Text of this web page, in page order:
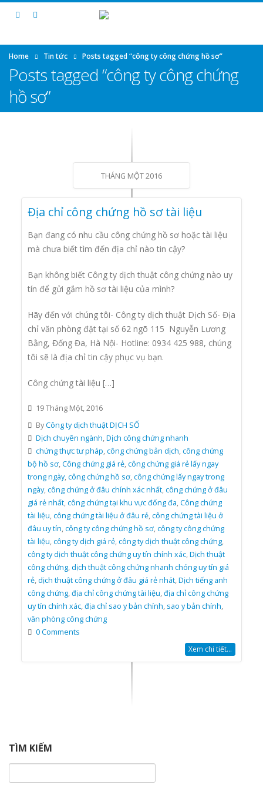
Home Tin tức Posts tagged “công ty công chứng hồ sơ”
Posts tagged “công ty công chứng
hồ sơ”
THÁNG MỘT 2016
Địa chỉ công chứng hồ sơ tài liệu
Bạn đang có nhu cầu công chứng hồ sơ hoặc tài liệu
mà chưa biết tìm đến địa chỉ nào tin cậy?
Bạn không biết Công ty dịch thuật công chứng nào uy
tín để gửi gắm hồ sơ tài liệu của mình?
Hãy đến với chúng tôi- Công ty dịch thuật Dịch Số- Địa
chỉ văn phòng đặt tại số 62 ngõ 115 Nguyễn Lương
Bằng, Đống Đa, Hà Nội- Hotline: 0934 425 988, chúng
tôi sẽ là địa chỉ tin cậy phục vụ bạn.
Công chứng tài liệu […]
19 Tháng Một, 2016
ByCông ty dịch thuật DỊCH SỐ
Dịch chuyên ngành,Dịch công chứng nhanh
chứng thực tư pháp,công chứng bản dịch,công chứng
bộ hồ sơ,Công chứng giá rẻ,công chứng giá rẻ lấy ngay
trong ngày,công chứng hồ sơ,công chứng lấy ngay trong
ngày,công chứng ở đâu chính xác nhất,công chứng ở đâu
giá rẻ nhất,công chứng tại khu vực đống đa,Công chứng
tài liệu,công chứng tài liệu ở đâu rẻ,công chứng tài liệu ở
đâu uy tín,công ty công chứng hồ sơ,công ty công chứng
tài liệu,công ty dịch giá rẻ,công ty dịch thuật công chứng,
công ty dịch thuật công chứng uy tín chính xác,Dịch thuật
công chứng,dịch thuật công chứng nhanh chóng uy tín giá
rẻ,dịch thuật công chứng ở đâu giá rẻ nhát,Dịch tiếng anh
công chứng,địa chỉ công chứng tài liệu,địa chỉ công chứng
uy tín chính xác,địa chỉ sao y bản chính, sao y bản chính,
văn phòng công chứng
0 Comments
Xem chi tiết...
TÌM KIẾM
kiếm